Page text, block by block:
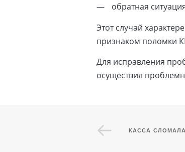
обратная
Этот случай
признаком поломки
Для исправления
осуществил
КАССА